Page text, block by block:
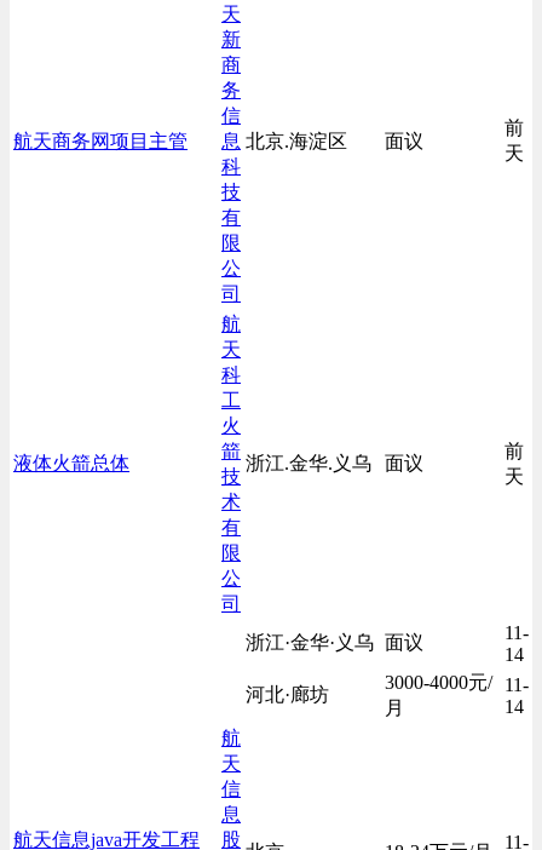
航天商务网项目主管
天
新
商
务
信
息
科
技
有
限
公
司
北京.海淀区 面议
前
天
液体火箭总体
航
天
科
工
火
箭
技
术
有
限
公
司
浙江.金华.义乌 面议
前
天
浙江·金华·义乌 面议
11-
14
河北·廊坊
3000-4000元/
月
11-
14
航天信息java开发工程
航
天
信
息
股
11-